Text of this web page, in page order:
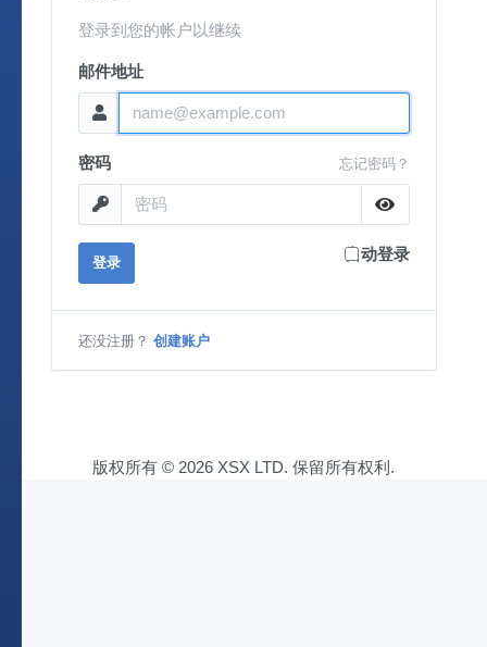
登录到您的帐户以继续
邮件地址
密码 忘记密码？
登录 自动登录
还没注册？ 创建账户
版权所有 © 2026 XSX LTD. 保留所有权利.